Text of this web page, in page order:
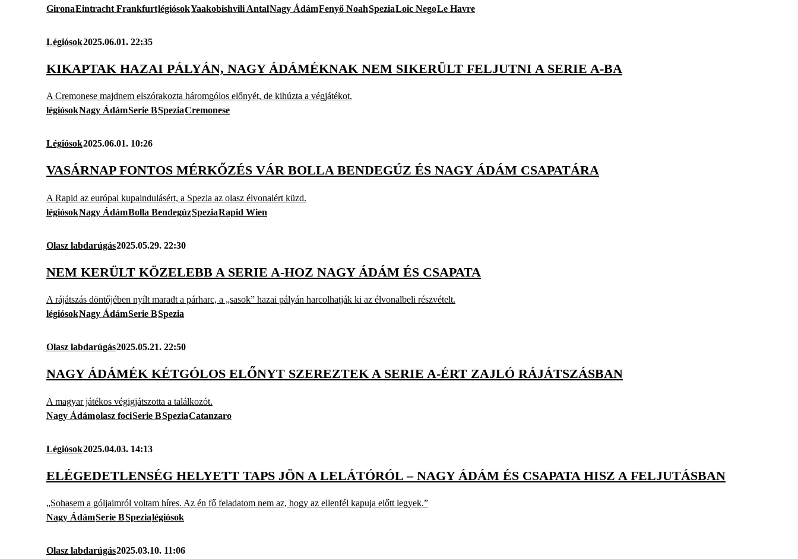
GironaEintracht FrankfurtlégiósokYaakobishvili AntalNagy ÁdámFenyő NoahSpeziaLoic NegoLe Havre
Légiósok2025.06.01. 22:35
KIKAPTAK HAZAI PÁLYÁN, NAGY ÁDÁMÉKNAK NEM SIKERÜLT FELJUTNI A SERIE A-BA
A Cremonese majdnem elszórakozta háromgólos előnyét, de kihúzta a végjátékot.
légiósokNagy ÁdámSerie BSpeziaCremonese
Légiósok2025.06.01. 10:26
VASÁRNAP FONTOS MÉRKŐZÉS VÁR BOLLA BENDEGÚZ ÉS NAGY ÁDÁM CSAPATÁRA
A Rapid az európai kupaindulásért, a Spezia az olasz élvonalért küzd.
légiósokNagy ÁdámBolla BendegúzSpeziaRapid Wien
Olasz labdarúgás2025.05.29. 22:30
NEM KERÜLT KÖZELEBB A SERIE A-HOZ NAGY ÁDÁM ÉS CSAPATA
A rájátszás döntőjében nyílt maradt a párharc, a „sasok” hazai pályán harcolhatják ki az élvonalbeli részvételt.
légiósokNagy ÁdámSerie BSpezia
Olasz labdarúgás2025.05.21. 22:50
NAGY ÁDÁMÉK KÉTGÓLOS ELŐNYT SZEREZTEK A SERIE A-ÉRT ZAJLÓ RÁJÁTSZÁSBAN
A magyar játékos végigjátszotta a találkozót.
Nagy Ádámolasz fociSerie BSpeziaCatanzaro
Légiósok2025.04.03. 14:13
ELÉGEDETLENSÉG HELYETT TAPS JÖN A LELÁTÓRÓL – NAGY ÁDÁM ÉS CSAPATA HISZ A FELJUTÁSBAN
„Sohasem a góljaimról voltam híres. Az én fő feladatom nem az, hogy az ellenfél kapuja előtt legyek.”
Nagy ÁdámSerie BSpezialégiósok
Olasz labdarúgás2025.03.10. 11:06